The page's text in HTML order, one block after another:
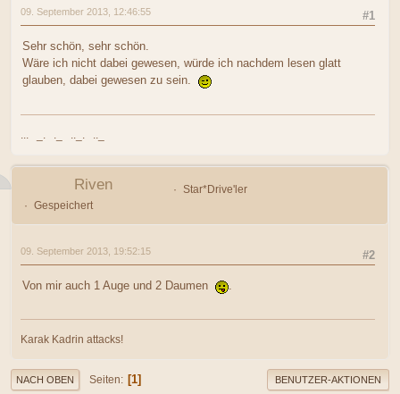
#1
09. September 2013, 12:46:55
Sehr schön, sehr schön.
Wäre ich nicht dabei gewesen, würde ich nachdem lesen glatt
glauben, dabei gewesen zu sein.
Riven
Star*Drive'ler
Gespeichert
#2
09. September 2013, 19:52:15
Von mir auch 1 Auge und 2 Daumen
Karak Kadrin attacks!
NACH OBEN Seiten 1 BENUTZER-AKTIONEN